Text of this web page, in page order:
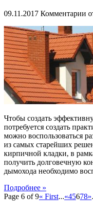
09.11.2017 Комментарии к
Чтобы создать
потребуется создать
можно воспользоваться
из самых старейших
кирпичной кладки, в
получить долговечную
дымохода необходимо
Подробнее »
Page 6 of 9« First...«45678»